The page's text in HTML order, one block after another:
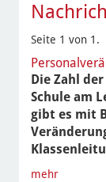
Seite 1 von 1.
Die Zahl
Schule am
gibt es mit
mehr